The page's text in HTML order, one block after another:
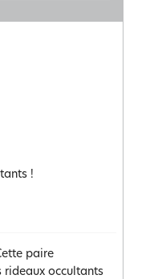
!
paire
rideaux occultants